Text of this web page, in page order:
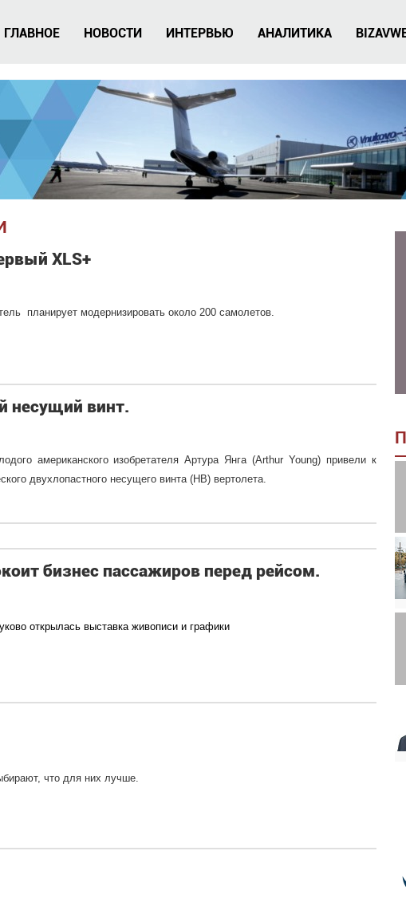
ГЛАВНОЕ НОВОСТИ ИНТЕРВЬЮ АНАЛИТИКА
XLS+
планирует модернизировать около 200 самолетов.
несущий винт.
американского изобретателя Артура Янга (Arthur Young) привели к
двухлопастного несущего винта (НВ) вертолета.
бизнес пассажиров перед рейсом.
открылась выставка живописи и графики
что для них лучше.